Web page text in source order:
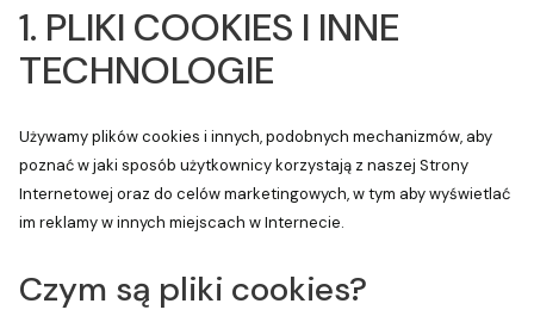
1. PLIKI COOKIES I INNE
TECHNOLOGIE
Używamy plików cookies i innych, podobnych mechanizmów, aby
poznać w jaki sposób użytkownicy korzystają z naszej Strony
Internetowej oraz do celów marketingowych, w tym aby wyświetlać
im reklamy w innych miejscach w Internecie.
Czym są pliki cookies?